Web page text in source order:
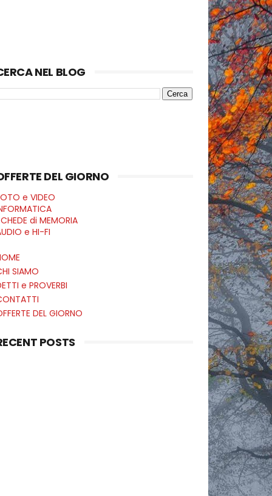
NEL BLOG
DEL GIORNO
e VIDEO
di MEMORIA
e HI-FI
SIAMO
e PROVERBI
DEL GIORNO
POSTS